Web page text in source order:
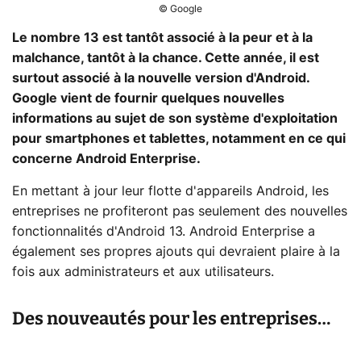
© Google
Le nombre 13 est tantôt associé à la peur et à la
malchance, tantôt à la chance. Cette année, il est
surtout associé à la nouvelle version d'Android.
Google vient de fournir quelques nouvelles
informations au sujet de son système d'exploitation
pour smartphones et tablettes, notamment en ce qui
concerne Android Enterprise.
En mettant à jour leur flotte d'appareils Android, les
entreprises ne profiteront pas seulement des nouvelles
fonctionnalités d'Android 13. Android Enterprise a
également ses propres ajouts qui devraient plaire à la
fois aux administrateurs et aux utilisateurs.
Des nouveautés pour les entreprises…